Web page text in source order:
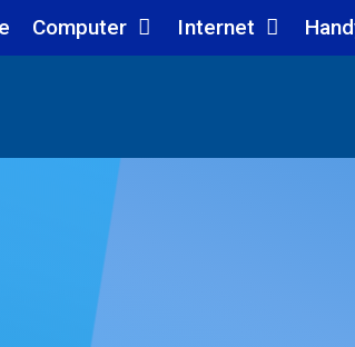
Computer Internet